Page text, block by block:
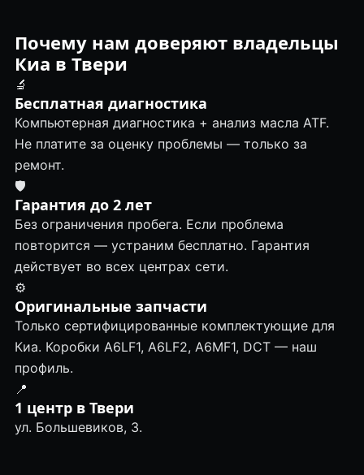
Почему нам доверяют владельцы
Киа в Твери
🔬
Бесплатная диагностика
Компьютерная диагностика + анализ масла ATF.
Не платите за оценку проблемы — только за
ремонт.
🛡
Гарантия до 2 лет
Без ограничения пробега. Если проблема
повторится — устраним бесплатно. Гарантия
действует во всех центрах сети.
⚙️
Оригинальные запчасти
Только сертифицированные комплектующие для
Киа. Коробки A6LF1, A6LF2, A6MF1, DCT — наш
профиль.
📍
1 центр в Твери
ул. Большевиков, 3.